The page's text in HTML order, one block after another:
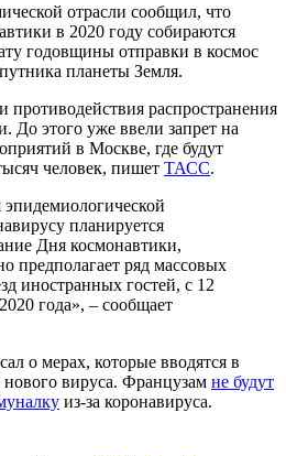
отрасли сообщил, что
в 2020 году собираются
годовщины отправки в космос
планеты Земля.
противодействия распространения
До этого уже ввели запрет на
в Москве, где будут
человек, пишет ТАСС.
планируется
Дня космонавтики,
предполагает ряд массовых
иностранных гостей, с 12
года», – сообщает
о мерах, которые вводятся в
вируса. Французам не будут
из-за коронавируса.